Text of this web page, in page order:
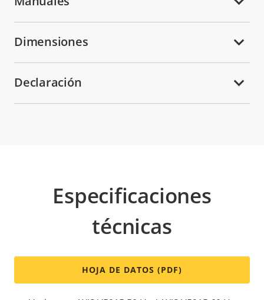
Dimensiones
Declaración
Especificaciones
técnicas
HOJA DE DATOS (PDF)